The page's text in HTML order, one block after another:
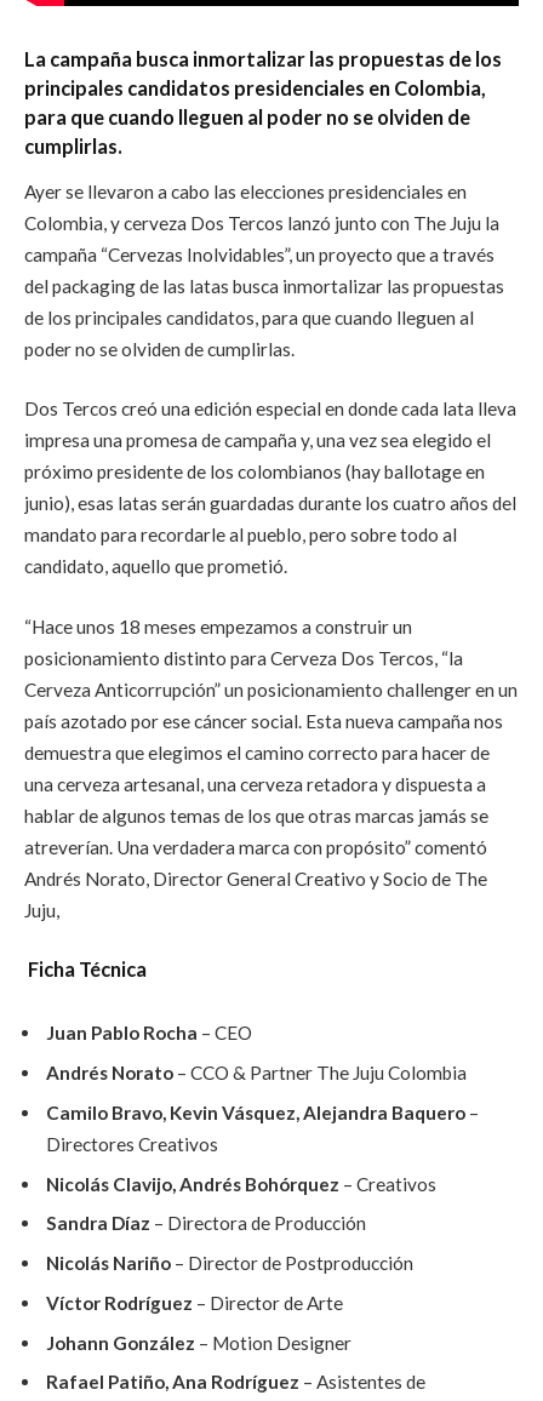
La campaña busca inmortalizar las propuestas de los
principales candidatos presidenciales en Colombia,
para que cuando lleguen al poder no se olviden de
cumplirlas.
Ayer se llevaron a cabo las elecciones presidenciales en
Colombia, y cerveza Dos Tercos lanzó junto con The Juju la
campaña “Cervezas Inolvidables”, un proyecto que a través
del packaging de las latas busca inmortalizar las propuestas
de los principales candidatos, para que cuando lleguen al
poder no se olviden de cumplirlas.
Dos Tercos creó una edición especial en donde cada lata lleva
impresa una promesa de campaña y, una vez sea elegido el
próximo presidente de los colombianos (hay ballotage en
junio), esas latas serán guardadas durante los cuatro años del
mandato para recordarle al pueblo, pero sobre todo al
candidato, aquello que prometió.
“Hace unos 18 meses empezamos a construir un
posicionamiento distinto para Cerveza Dos Tercos, “la
Cerveza Anticorrupción” un posicionamiento challenger en un
país azotado por ese cáncer social. Esta nueva campaña nos
demuestra que elegimos el camino correcto para hacer de
una cerveza artesanal, una cerveza retadora y dispuesta a
hablar de algunos temas de los que otras marcas jamás se
atreverían. Una verdadera marca con propósito” comentó
Andrés Norato, Director General Creativo y Socio de The
Juju,
Ficha Técnica
Juan Pablo Rocha – CEO
Andrés Norato – CCO & Partner The Juju Colombia
Camilo Bravo, Kevin Vásquez, Alejandra Baquero –
Directores Creativos
Nicolás Clavijo, Andrés Bohórquez – Creativos
Sandra Díaz – Directora de Producción
Nicolás Nariño – Director de Postproducción
Víctor Rodríguez – Director de Arte
Johann González – Motion Designer
Rafael Patiño, Ana Rodríguez – Asistentes de